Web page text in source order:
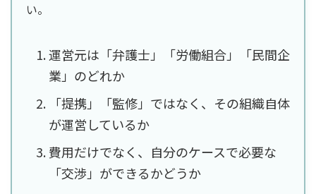
い。
運営元は「弁護士」「労働組合」「民間企
業」のどれか
「提携」「監修」ではなく、その組織自体
が運営しているか
費用だけでなく、自分のケースで必要な
「交渉」ができるかどうか